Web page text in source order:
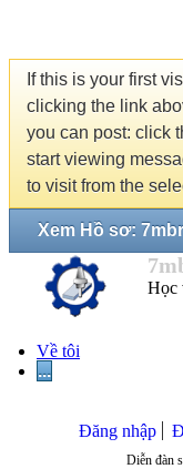
If this is your first
clicking the link
you can post: click
start viewing
to visit from the
Xem Hồ sơ:
Học
Về tôi
...
Đăng nhập
Diễn đàn